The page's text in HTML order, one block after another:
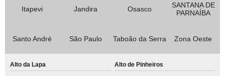
Itapevi Jandira Osasco
SANTANA DE
PARNAÍBA
Santo André São Paulo Taboão da Serra Zona Oeste
Alto da Lapa Alto de Pinheiros